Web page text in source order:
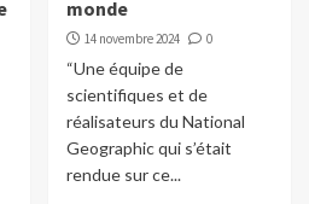
monde
14 novembre 2024 0
“Une équipe de
scientifiques et de
réalisateurs du National
Geographic qui s’était
rendue sur ce...